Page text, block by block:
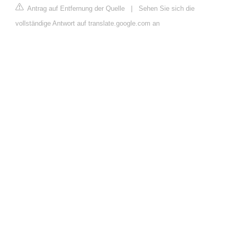
Antrag auf Entfernung der Quelle | Sehen Sie sich die
vollständige Antwort auf translate.google.com an